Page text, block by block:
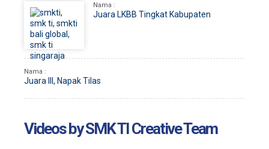
Nama :
Juara LKBB Tingkat Kabupaten
Nama :
Juara III, Napak Tilas
Videos by SMK TI Creative Team